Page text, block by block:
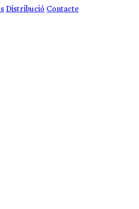
Distribució Contacte